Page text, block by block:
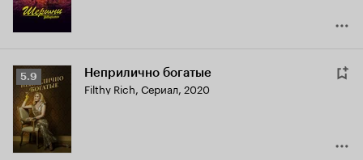
Рейтинг
Кинопоиска
5.9
5.9 Неприлично богатые
Filthy Rich, Сериал, 2020